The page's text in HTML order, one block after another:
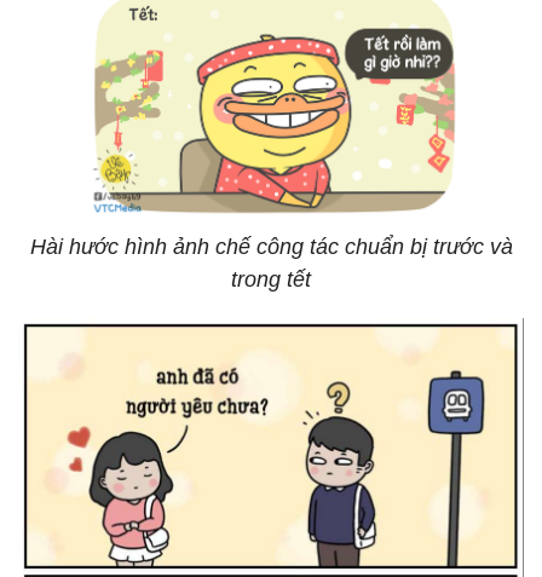
Hài hước hình ảnh chế công tác chuẩn bị trước và
trong tết